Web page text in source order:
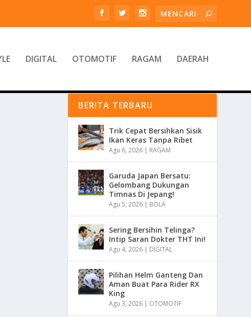
DIGITAL OTOMOTIF RAGAM DAERAH
BERITA TERBARU
Trik Cepat Bersihkan Sisik
Ikan Keras Tanpa Ribet
Agu 6, 2026 | RAGAM
Garuda Japan Bersatu:
Gelombang Dukungan
Timnas Di Jepang!
Agu 5, 2026 | BOLA
Sering Bersihin Telinga?
Intip Saran Dokter THT Ini!
Agu 4, 2026 | DIGITAL
Pilihan Helm Ganteng Dan
Aman Buat Para Rider RX
King
Agu 3, 2026 | OTOMOTIF